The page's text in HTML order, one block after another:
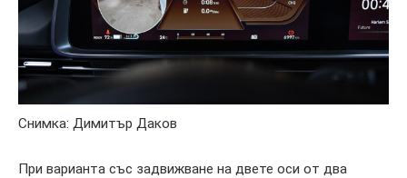
Снимка: Димитър Даков
При варианта със задвижване на двете оси от два